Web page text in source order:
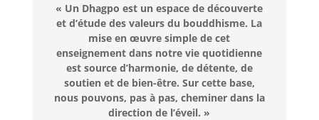
« Un Dhagpo est un espace de découverte
et d’étude des valeurs du bouddhisme. La
mise en œuvre simple de cet
enseignement dans notre vie quotidienne
est source d’harmonie, de détente, de
soutien et de bien-être. Sur cette base,
nous pouvons, pas à pas, cheminer dans la
direction de l’éveil. »